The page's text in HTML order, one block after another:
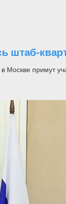
штаб-
Москве примут